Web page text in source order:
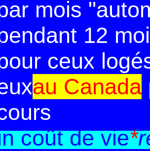
mois
12
ceux logés
au Canada
coût de vie*